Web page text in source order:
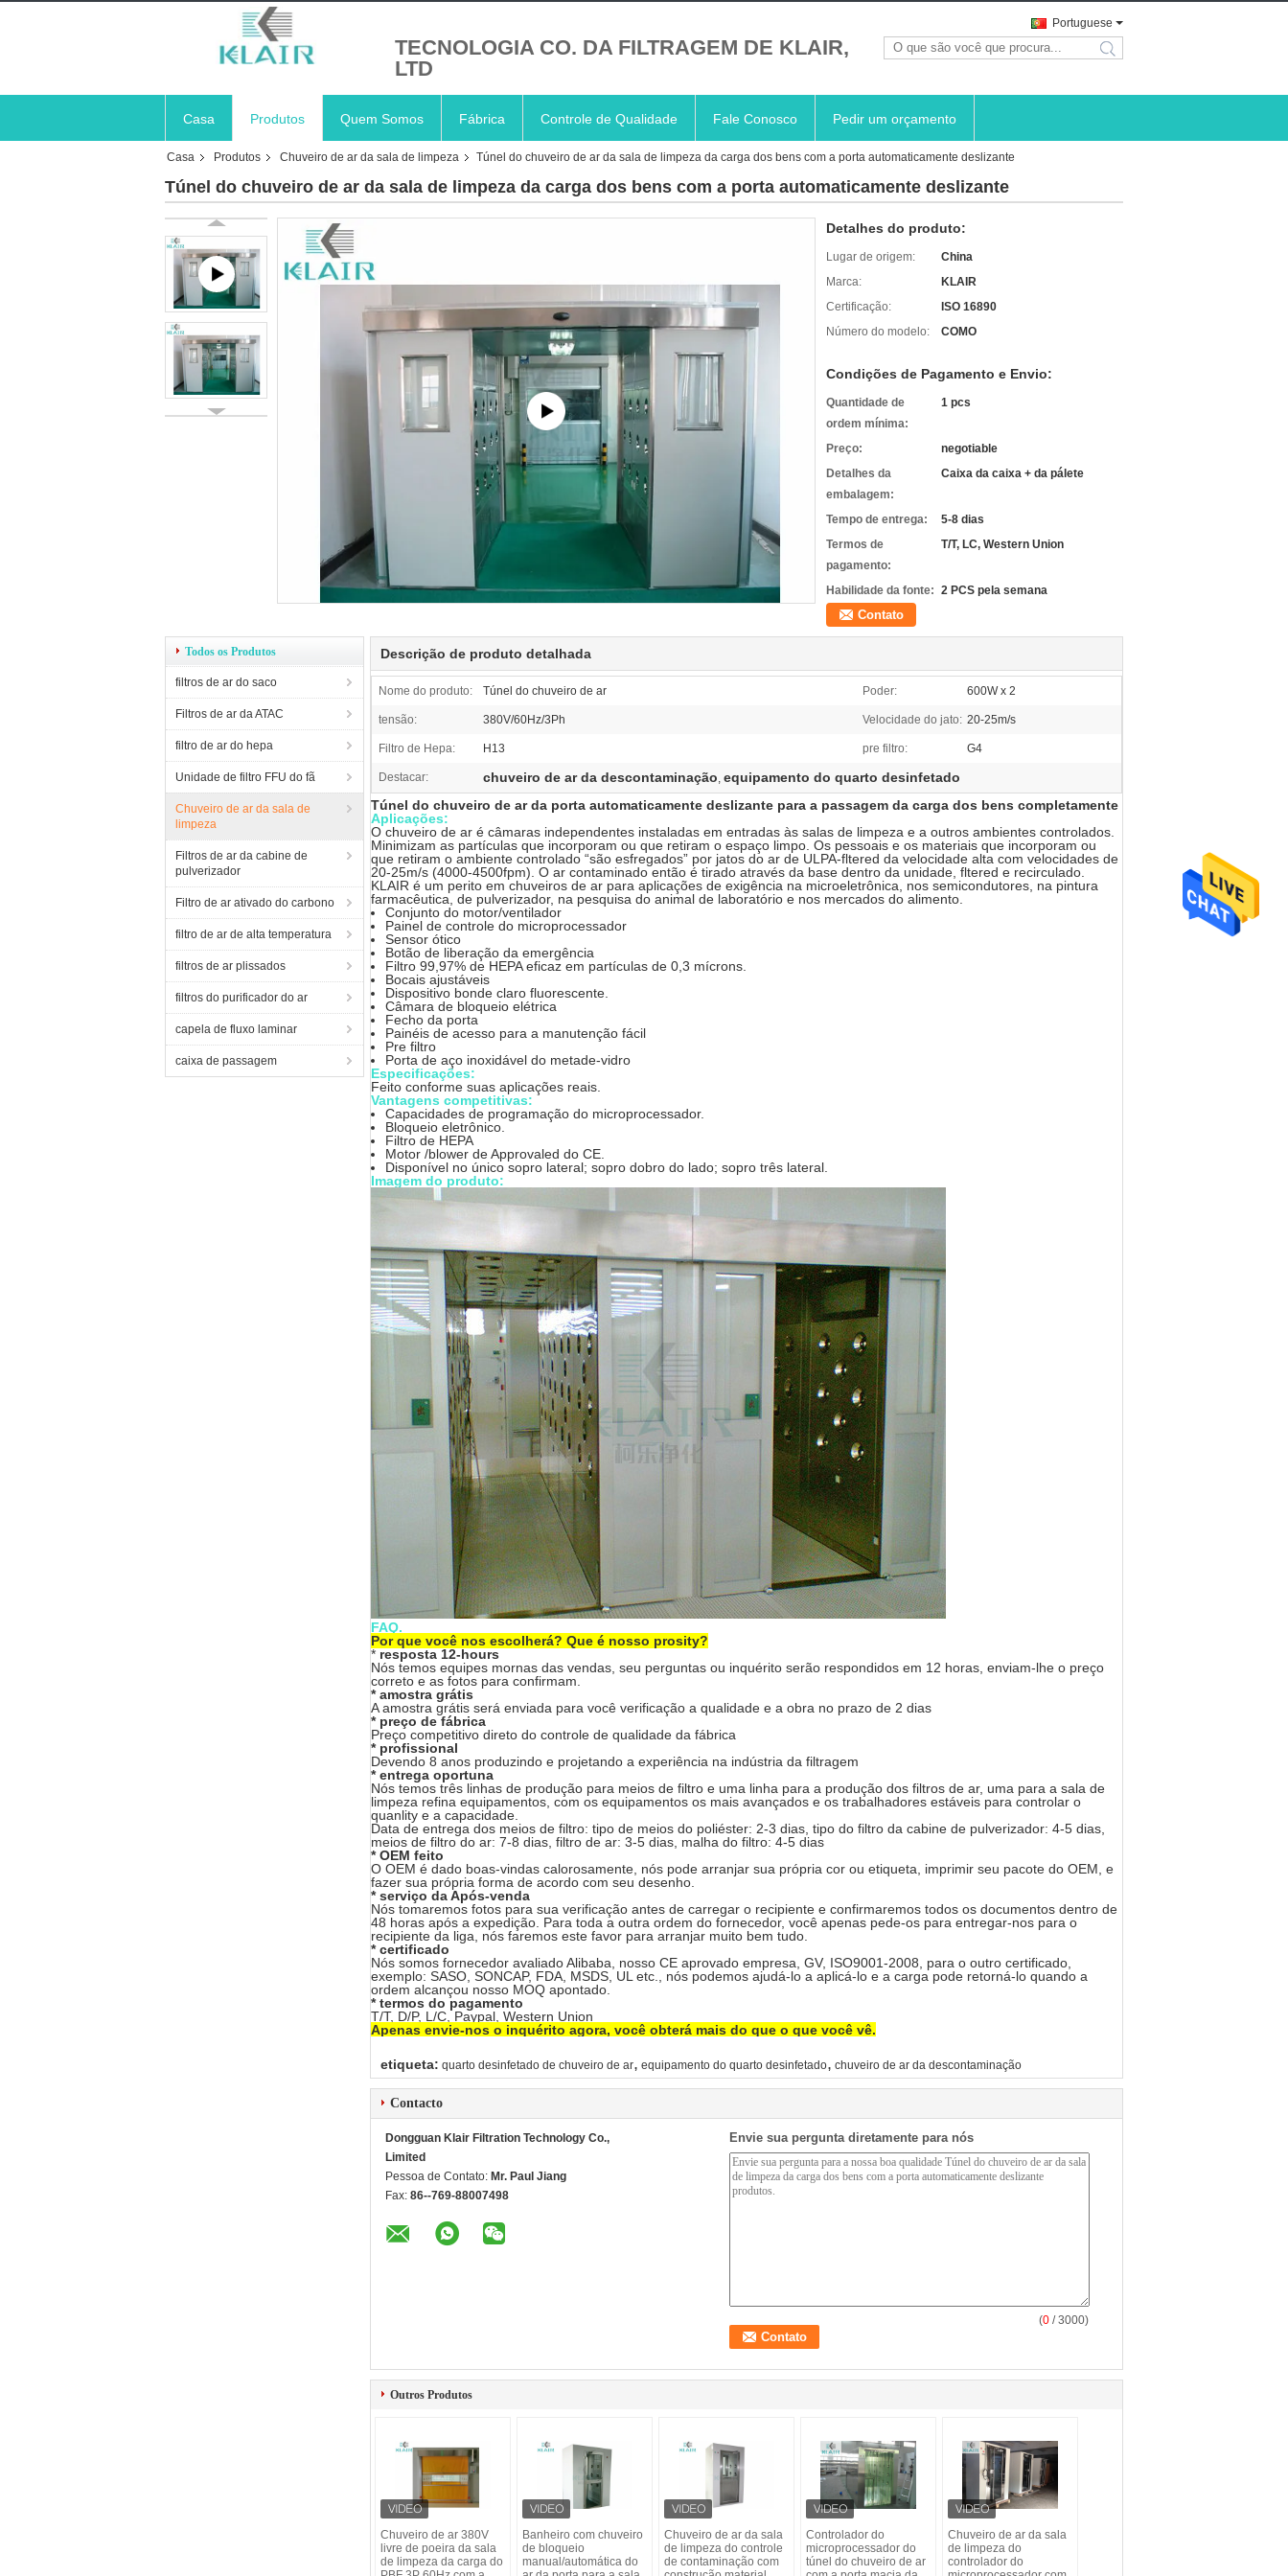
TECNOLOGIA CO. DA FILTRAGEM DE KLAIR,
LTD
Portuguese
search
Casa Produtos Quem Somos Fábrica Controle de Qualidade Fale Conosco Pedir um orçamento
Casa Produtos Chuveiro de ar da sala de limpeza Túnel do chuveiro de ar da sala de limpeza da carga dos bens com a porta automaticamente deslizante
Túnel do chuveiro de ar da sala de limpeza da carga dos bens com a porta automaticamente deslizante
Detalhes do produto:
Lugar de origem:
China
Marca:
KLAIR
Certificação:
ISO 16890
Número do modelo:
COMO
Condições de Pagamento e Envio:
Quantidade de
ordem mínima:
1 pcs
Preço:
negotiable
Detalhes da
embalagem:
Caixa da caixa + da pálete
Tempo de entrega:
5-8 dias
Termos de
pagamento:
T/T, LC, Western Union
Habilidade da fonte: 2 PCS pela semana
Contato
Todos os Produtos
filtros de ar do saco
Filtros de ar da ATAC
filtro de ar do hepa
Unidade de filtro FFU do fã
Chuveiro de ar da sala de
limpeza
Filtros de ar da cabine de
pulverizador
Filtro de ar ativado do carbono
filtro de ar de alta temperatura
filtros de ar plissados
filtros do purificador do ar
capela de fluxo laminar
caixa de passagem
Descrição de produto detalhada
Nome do produto: Túnel do chuveiro de ar Poder: 600W x 2
tensão: 380V/60Hz/3Ph Velocidade do jato: 20-25m/s
Filtro de Hepa: H13 pre filtro: G4
Destacar: chuveiro de ar da descontaminação, equipamento do quarto desinfetado
Túnel do chuveiro de ar da porta automaticamente deslizante para a passagem da carga dos bens completamente
Aplicações:
O chuveiro de ar é câmaras independentes instaladas em entradas às salas de limpeza e a outros ambientes controlados.
Minimizam as partículas que incorporam ou que retiram o espaço limpo. Os pessoais e os materiais que incorporam ou
que retiram o ambiente controlado “são esfregados” por jatos do ar de ULPA-fltered da velocidade alta com velocidades de
20-25m/s (4000-4500fpm). O ar contaminado então é tirado através da base dentro da unidade, fltered e recirculado.
KLAIR é um perito em chuveiros de ar para aplicações de exigência na microeletrônica, nos semicondutores, na pintura
farmacêutica, de pulverizador, na pesquisa do animal de laboratório e nos mercados do alimento.
Conjunto do motor/ventilador
Painel de controle do microprocessador
Sensor ótico
Botão de liberação da emergência
Filtro 99,97% de HEPA eficaz em partículas de 0,3 mícrons.
Bocais ajustáveis
Dispositivo bonde claro fluorescente.
Câmara de bloqueio elétrica
Fecho da porta
Painéis de acesso para a manutenção fácil
Pre filtro
Porta de aço inoxidável do metade-vidro
Especificações:
Feito conforme suas aplicações reais.
Vantagens competitivas:
Capacidades de programação do microprocessador.
Bloqueio eletrônico.
Filtro de HEPA
Motor /blower de Approvaled do CE.
Disponível no único sopro lateral; sopro dobro do lado; sopro três lateral.
Imagem do produto:
FAQ.
Por que você nos escolherá? Que é nosso prosity?
* resposta 12-hours
Nós temos equipes mornas das vendas, seu perguntas ou inquérito serão respondidos em 12 horas, enviam-lhe o preço
correto e as fotos para confirmam.
* amostra grátis
A amostra grátis será enviada para você verificação a qualidade e a obra no prazo de 2 dias
* preço de fábrica
Preço competitivo direto do controle de qualidade da fábrica
* profissional
Devendo 8 anos produzindo e projetando a experiência na indústria da filtragem
* entrega oportuna
Nós temos três linhas de produção para meios de filtro e uma linha para a produção dos filtros de ar, uma para a sala de
limpeza refina equipamentos, com os equipamentos os mais avançados e os trabalhadores estáveis para controlar o
quanlity e a capacidade.
Data de entrega dos meios de filtro: tipo de meios do poliéster: 2-3 dias, tipo do filtro da cabine de pulverizador: 4-5 dias,
meios de filtro do ar: 7-8 dias, filtro de ar: 3-5 dias, malha do filtro: 4-5 dias
* OEM feito
O OEM é dado boas-vindas calorosamente, nós pode arranjar sua própria cor ou etiqueta, imprimir seu pacote do OEM, e
fazer sua própria forma de acordo com seu desenho.
* serviço da Após-venda
Nós tomaremos fotos para sua verificação antes de carregar o recipiente e confirmaremos todos os documentos dentro de
48 horas após a expedição. Para toda a outra ordem do fornecedor, você apenas pede-os para entregar-nos para o
recipiente da liga, nós faremos este favor para arranjar muito bem tudo.
* certificado
Nós somos fornecedor avaliado Alibaba, nosso CE aprovado empresa, GV, ISO9001-2008, para o outro certificado,
exemplo: SASO, SONCAP, FDA, MSDS, UL etc., nós podemos ajudá-lo a aplicá-lo e a carga pode retorná-lo quando a
ordem alcançou nosso MOQ apontado.
* termos do pagamento
T/T, D/P, L/C, Paypal, Western Union
Apenas envie-nos o inquérito agora, você obterá mais do que o que você vê.
etiqueta: quarto desinfetado de chuveiro de ar, equipamento do quarto desinfetado, chuveiro de ar da descontaminação
Contacto
Dongguan Klair Filtration Technology Co.,
Limited
Pessoa de Contato: Mr. Paul Jiang
Fax: 86--769-88007498
Envie sua pergunta diretamente para nós
(0 / 3000)
Outros Produtos
Chuveiro de ar 380V
livre de poeira da sala
de limpeza da carga do
Banheiro com chuveiro
de bloqueio
manual/automática do
Chuveiro de ar da sala
de limpeza do controle
de contaminação com
Controlador do
microprocessador do
túnel do chuveiro de ar
Chuveiro de ar da sala
de limpeza do
controlador do